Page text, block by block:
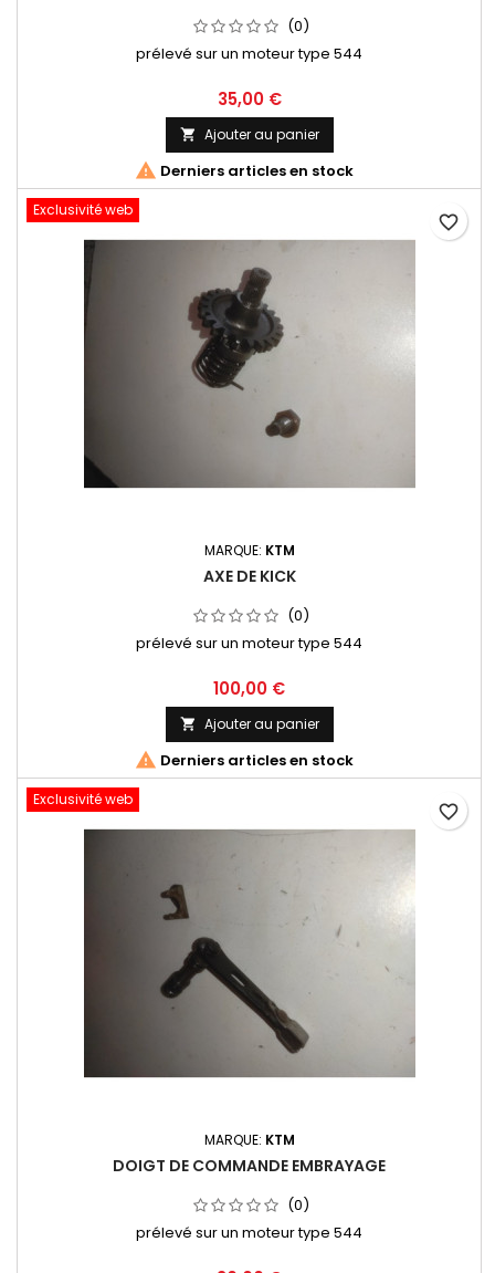
(0)
prélevé sur un moteur type 544
35,00 €
 Ajouter au panier
 Derniers articles en stock
Exclusivité web
MARQUE: KTM
AXE DE KICK
(0)
prélevé sur un moteur type 544
100,00 €
 Ajouter au panier
 Derniers articles en stock
favorite_border
Exclusivité web
MARQUE: KTM
DOIGT DE COMMANDE EMBRAYAGE
(0)
prélevé sur un moteur type 544
favorite_border